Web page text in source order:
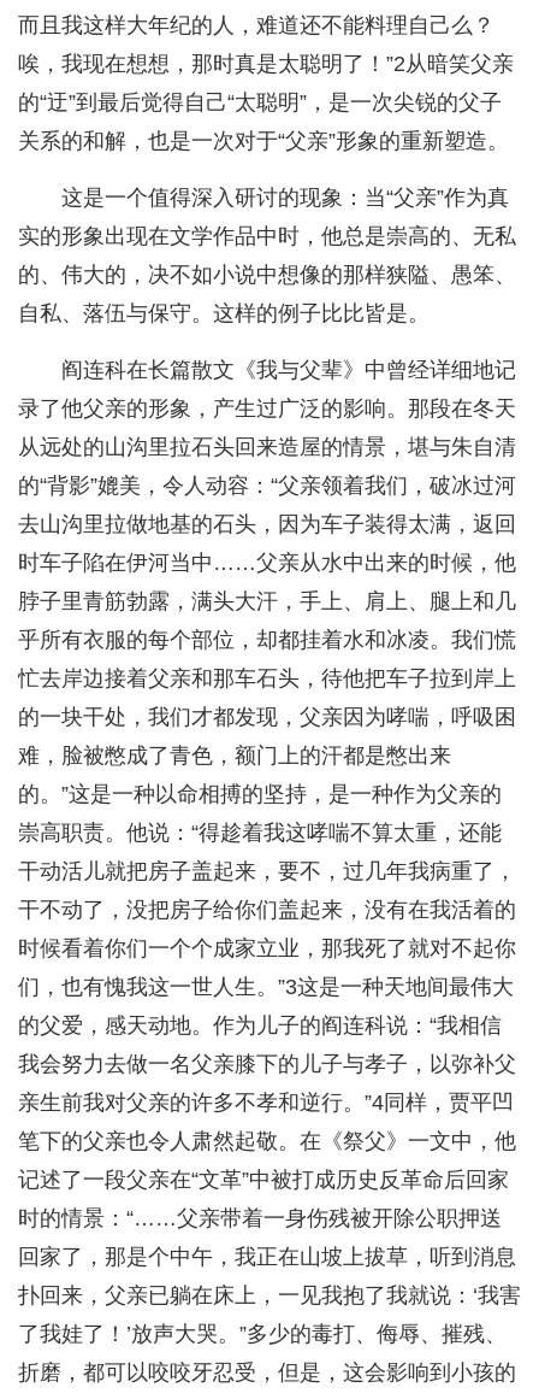
而且我这样大年纪的人，难道还不能料理自己么？
唉，我现在想想，那时真是太聪明了！”2从暗笑父亲
的“迂”到最后觉得自己“太聪明”，是一次尖锐的父子
关系的和解，也是一次对于“父亲”形象的重新塑造。
这是一个值得深入研讨的现象：当“父亲”作为真
实的形象出现在文学作品中时，他总是崇高的、无私
的、伟大的，决不如小说中想像的那样狭隘、愚笨、
自私、落伍与保守。这样的例子比比皆是。
阎连科在长篇散文《我与父辈》中曾经详细地记
录了他父亲的形象，产生过广泛的影响。那段在冬天
从远处的山沟里拉石头回来造屋的情景，堪与朱自清
的“背影”媲美，令人动容：“父亲领着我们，破冰过河
去山沟里拉做地基的石头，因为车子装得太满，返回
时车子陷在伊河当中……父亲从水中出来的时候，他
脖子里青筋勃露，满头大汗，手上、肩上、腿上和几
乎所有衣服的每个部位，却都挂着水和冰凌。我们慌
忙去岸边接着父亲和那车石头，待他把车子拉到岸上
的一块干处，我们才都发现，父亲因为哮喘，呼吸困
难，脸被憋成了青色，额门上的汗都是憋出来
的。”这是一种以命相搏的坚持，是一种作为父亲的
崇高职责。他说：“得趁着我这哮喘不算太重，还能
干动活儿就把房子盖起来，要不，过几年我病重了，
干不动了，没把房子给你们盖起来，没有在我活着的
时候看着你们一个个成家立业，那我死了就对不起你
们，也有愧我这一世人生。”3这是一种天地间最伟大
的父爱，感天动地。作为儿子的阎连科说：“我相信
我会努力去做一名父亲膝下的儿子与孝子，以弥补父
亲生前我对父亲的许多不孝和逆行。”4同样，贾平凹
笔下的父亲也令人肃然起敬。在《祭父》一文中，他
记述了一段父亲在“文革”中被打成历史反革命后回家
时的情景：“……父亲带着一身伤残被开除公职押送
回家了，那是个中午，我正在山坡上拔草，听到消息
扑回来，父亲已躺在床上，一见我抱了我就说：‘我害
了我娃了！’放声大哭。”多少的毒打、侮辱、摧残、
折磨，都可以咬咬牙忍受，但是，这会影响到小孩的